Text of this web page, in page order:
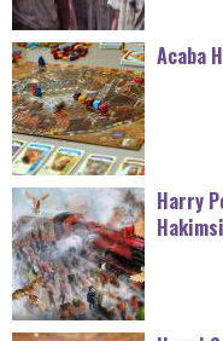
Acaba
Harry